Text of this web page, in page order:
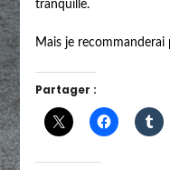
tranquille.
Mais je
Partager :